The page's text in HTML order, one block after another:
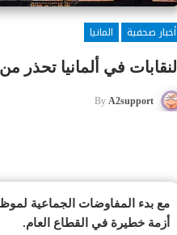
أخبار صحفية
المانيا
النقابات في ألمانيا تحذر
By A2support
مع بدء المفاوضات الجماعية
أزمة خطيرة في القطاع العام.